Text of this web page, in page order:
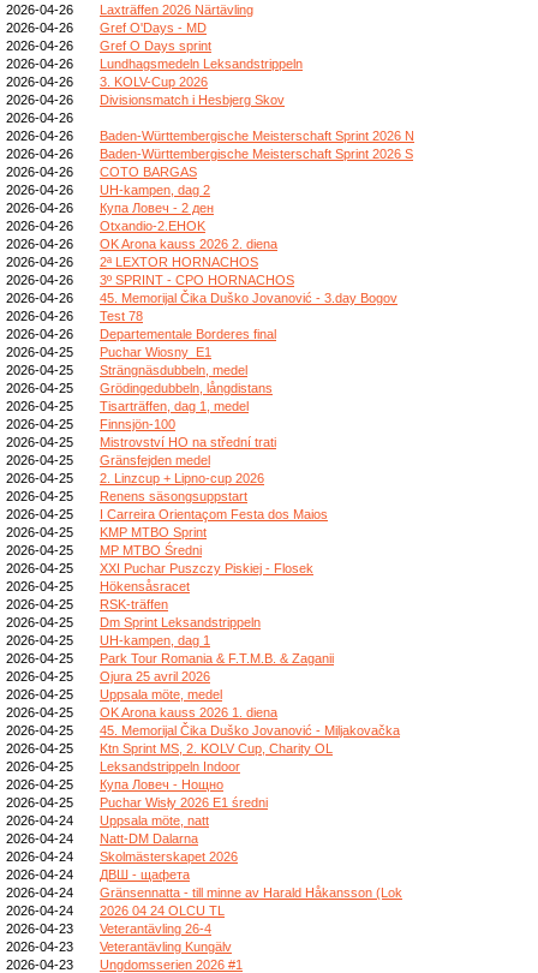
2026-04-26
Laxträffen 2026 Närtävling
2026-04-26
Gref O'Days - MD
2026-04-26
Gref O Days sprint
2026-04-26
Lundhagsmedeln Leksandstrippeln
2026-04-26
3. KOLV-Cup 2026
2026-04-26
Divisionsmatch i Hesbjerg Skov
2026-04-26
2026-04-26
Baden-Württembergische Meisterschaft Sprint 2026 N
2026-04-26
Baden-Württembergische Meisterschaft Sprint 2026 S
2026-04-26
COTO BARGAS
2026-04-26
UH-kampen, dag 2
2026-04-26
Купа Ловеч - 2 ден
2026-04-26
Otxandio-2.EHOK
2026-04-26
OK Arona kauss 2026 2. diena
2026-04-26
2ª LEXTOR HORNACHOS
2026-04-26
3º SPRINT - CPO HORNACHOS
2026-04-26
45. Memorijal Čika Duško Jovanović - 3.day Bogov
2026-04-26
Test 78
2026-04-26
Departementale Borderes final
2026-04-25
Puchar Wiosny_E1
2026-04-25
Strängnäsdubbeln, medel
2026-04-25
Grödingedubbeln, långdistans
2026-04-25
Tisarträffen, dag 1, medel
2026-04-25
Finnsjön-100
2026-04-25
Mistrovství HO na střední trati
2026-04-25
Gränsfejden medel
2026-04-25
2. Linzcup + Lipno-cup 2026
2026-04-25
Renens säsongsuppstart
2026-04-25
I Carreira Orientaçom Festa dos Maios
2026-04-25
KMP MTBO Sprint
2026-04-25
MP MTBO Średni
2026-04-25
XXI Puchar Puszczy Piskiej - Flosek
2026-04-25
Hökensåsracet
2026-04-25
RSK-träffen
2026-04-25
Dm Sprint Leksandstrippeln
2026-04-25
UH-kampen, dag 1
2026-04-25
Park Tour Romania & F.T.M.B. & Zaganii
2026-04-25
Ojura 25 avril 2026
2026-04-25
Uppsala möte, medel
2026-04-25
OK Arona kauss 2026 1. diena
2026-04-25
45. Memorijal Čika Duško Jovanović - Miljakovačka
2026-04-25
Ktn Sprint MS, 2. KOLV Cup, Charity OL
2026-04-25
Leksandstrippeln Indoor
2026-04-25
Купа Ловеч - Нощно
2026-04-25
Puchar Wisły 2026 E1 średni
2026-04-24
Uppsala möte, natt
2026-04-24
Natt-DM Dalarna
2026-04-24
Skolmästerskapet 2026
2026-04-24
ДВШ - щафета
2026-04-24
Gränsennatta - till minne av Harald Håkansson (Lok
2026-04-24
2026 04 24 OLCU TL
2026-04-23
Veterantävling 26-4
2026-04-23
Veterantävling Kungälv
2026-04-23
Ungdomsserien 2026 #1